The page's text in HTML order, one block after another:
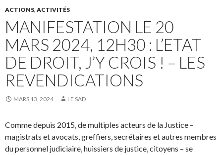
ACTIONS, ACTIVITÉS
MANIFESTATION LE 20
MARS 2024, 12H30 : L’ETAT
DE DROIT, J’Y CROIS ! – LES
REVENDICATIONS
MARS 13, 2024 LE SAD
Comme depuis 2015, de multiples acteurs de la Justice –
magistrats et avocats, greffiers, secrétaires et autres membres
du personnel judiciaire, huissiers de justice, citoyens – se